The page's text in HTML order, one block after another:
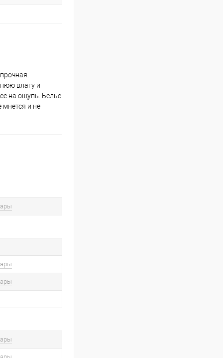
влагу и
на ощупь. Белье
мнется и не